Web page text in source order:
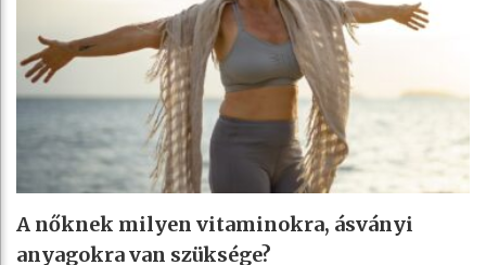
A nőknek milyen vitaminokra, ásványi
anyagokra van szüksége?